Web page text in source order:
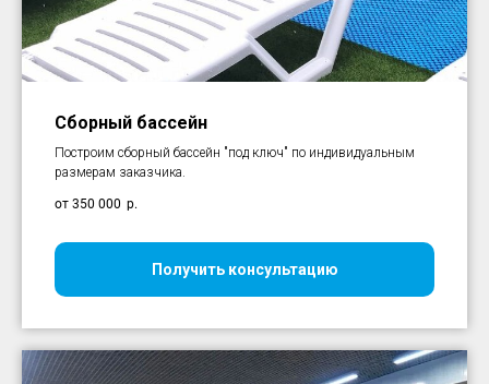
Сборный бассейн
Построим сборный бассейн "под ключ" по индивидуальным
размерам заказчика.
от 350 000 р.
Получить консультацию